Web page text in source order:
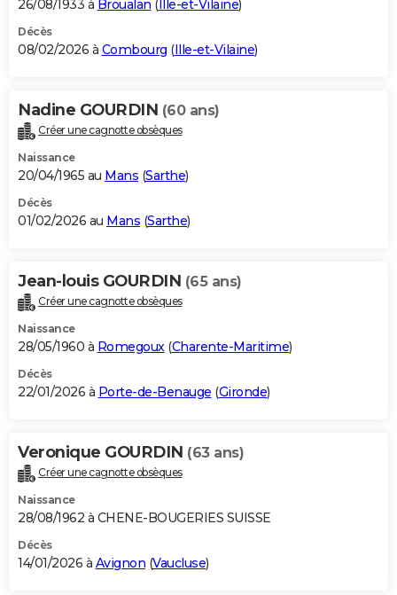
26/08/1933 à Broualan ( Ille-et-Vilaine)
Décès
08/02/2026 à Combourg (Ille-et-Vilaine)
Nadine GOURDIN (60 ans)
Créer une cagnotte obsèques
Naissance
20/04/1965 au Mans (Sarthe)
Décès
01/02/2026 au Mans (Sarthe)
Jean-louis GOURDIN (65 ans)
Créer une cagnotte obsèques
Naissance
28/05/1960 à Romegoux(Charente-Maritime)
Décès
22/01/2026 à Porte-de-Benauge (Gironde)
Veronique GOURDIN (63 ans)
Créer une cagnotte obsèques
Naissance
28/08/1962 à CHENE-BOUGERIES SUISSE
Décès
14/01/2026 à Avignon (Vaucluse)